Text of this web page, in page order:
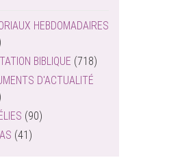
HEBDOMADAIRES
BIBLIQUE (718)
D'ACTUALITÉ
(90)
(41)